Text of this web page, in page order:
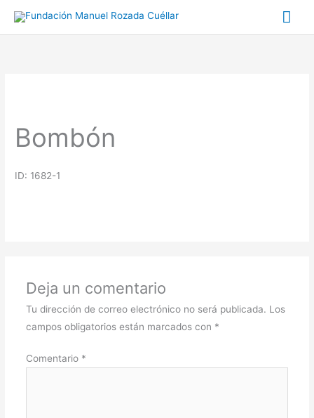
Bombón
ID: 1682-1
Deja un comentario
Tu dirección de correo electrónico no será publicada. Los
campos obligatorios están marcados con *
Comentario *